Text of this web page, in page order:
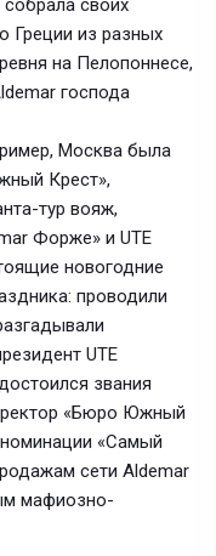
своих
Греции из разных
на Пелопоннесе,
господа
Москва была
Крест»,
тур вояж,
Форже» и UTE
новогодние
проводили
UTE
звания
«Бюро Южный
«Самый
сети Aldemar
мафиозно-